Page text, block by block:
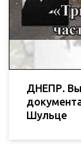
ДНЕПР.
Шульце